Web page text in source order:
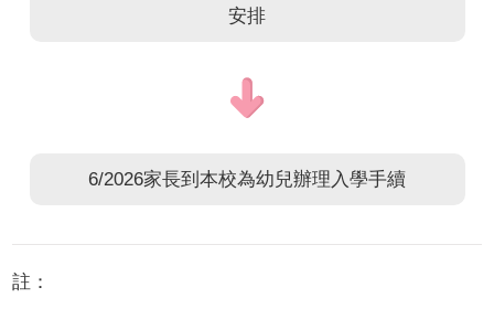
安排
6/2026家長到本校為幼兒辦理入學手續
註：